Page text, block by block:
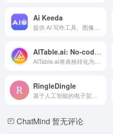
Ai Keeda
AlTable.ai: No-code Al Agents Builder
RingleDingle
ChatMind 暂无评论